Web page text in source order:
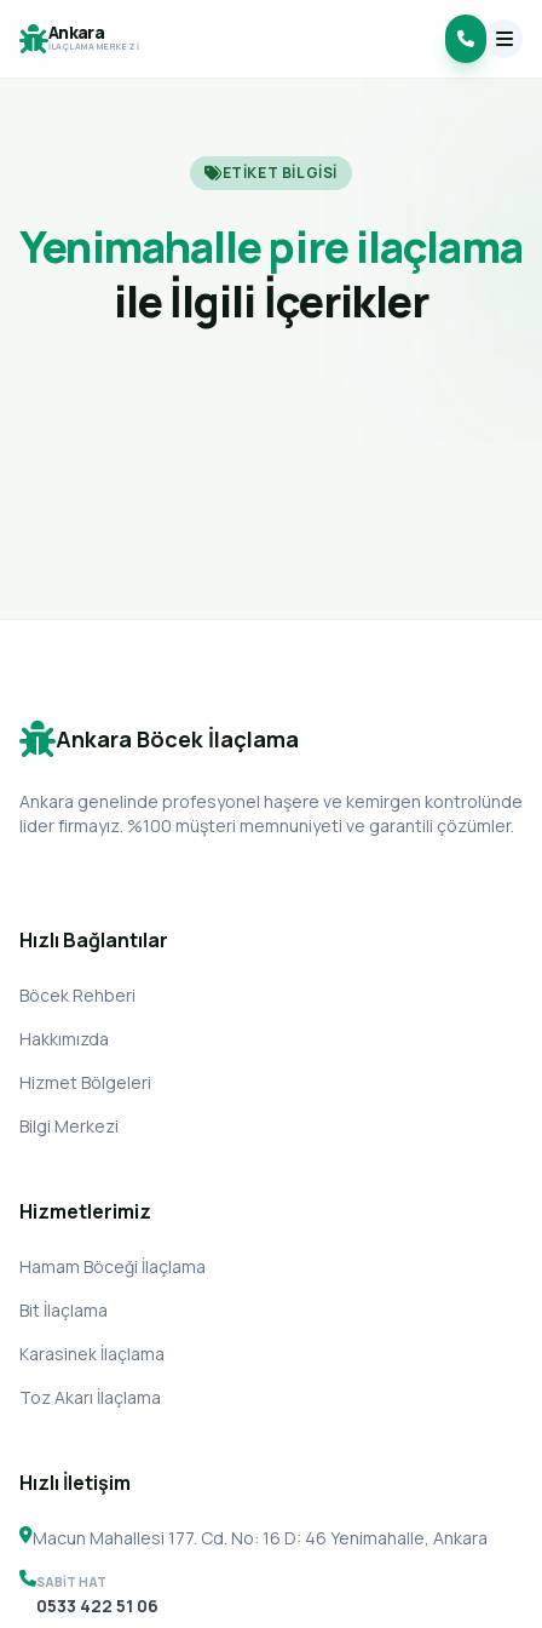
Ankara
İLAÇLAMA MERKEZI
ETIKET BILGISI
Yenimahalle pire ilaçlama
ile İlgili İçerikler
Ankara Böcek İlaçlama
Ankara genelinde profesyonel haşere ve kemirgen kontrolünde
lider firmayız. %100 müşteri memnuniyeti ve garantili çözümler.
Hızlı Bağlantılar
Böcek Rehberi
Hakkımızda
Hizmet Bölgeleri
Bilgi Merkezi
Hizmetlerimiz
Hamam Böceği İlaçlama
Bit İlaçlama
Karasinek İlaçlama
Toz Akarı İlaçlama
Hızlı İletişim
Macun Mahallesi 177. Cd. No: 16 D: 46 Yenimahalle, Ankara
SABIT HAT
0533 422 51 06